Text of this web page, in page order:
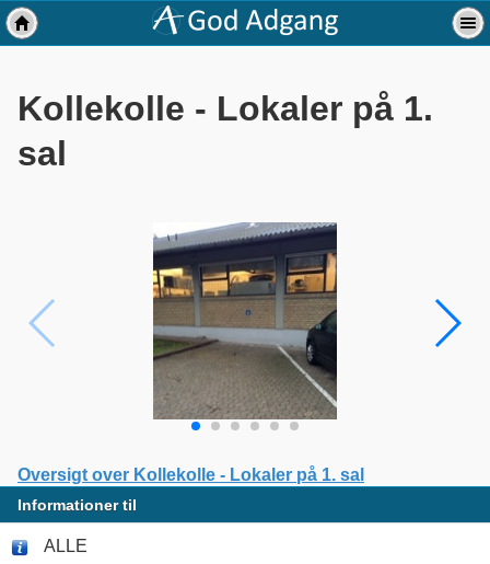
Kollekolle - Lokaler på 1.
sal
Oversigt over Kollekolle - Lokaler på 1. sal
Informationer til
ALLE